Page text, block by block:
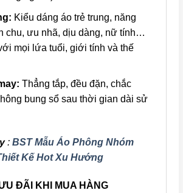
Kiểu dáng áo trẻ trung, năng
chu, ưu nhã, dịu dàng, nữ tính…
mọi lứa tuổi, giới tính và thế
Thẳng tắp, đều đặn, chắc
bung sổ sau thời gian dài sử
: BST Mẫu Áo Phông Nhóm
Kế Hot Xu Hướng
ĐÃI KHI MUA HÀNG